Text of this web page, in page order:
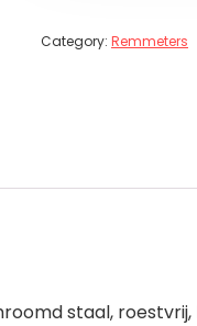
Category: Remmeters
staal,